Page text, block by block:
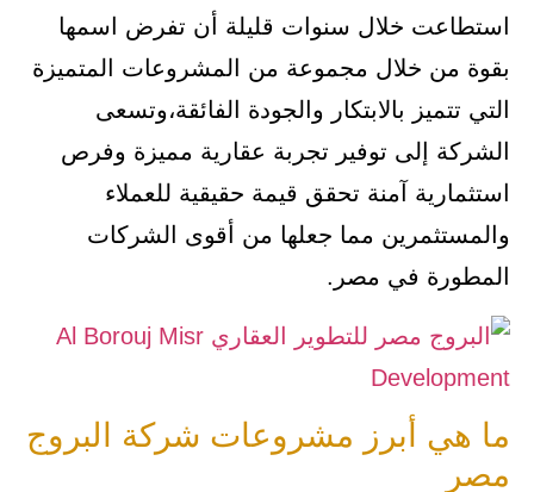
استطاعت خلال سنوات قليلة أن تفرض اسمها
بقوة من خلال مجموعة من المشروعات المتميزة
التي تتميز بالابتكار والجودة الفائقة،وتسعى
الشركة إلى توفير تجربة عقارية مميزة وفرص
استثمارية آمنة تحقق قيمة حقيقية للعملاء
والمستثمرين مما جعلها من أقوى الشركات
المطورة في مصر.
ما هي أبرز مشروعات شركة البروج
مصر